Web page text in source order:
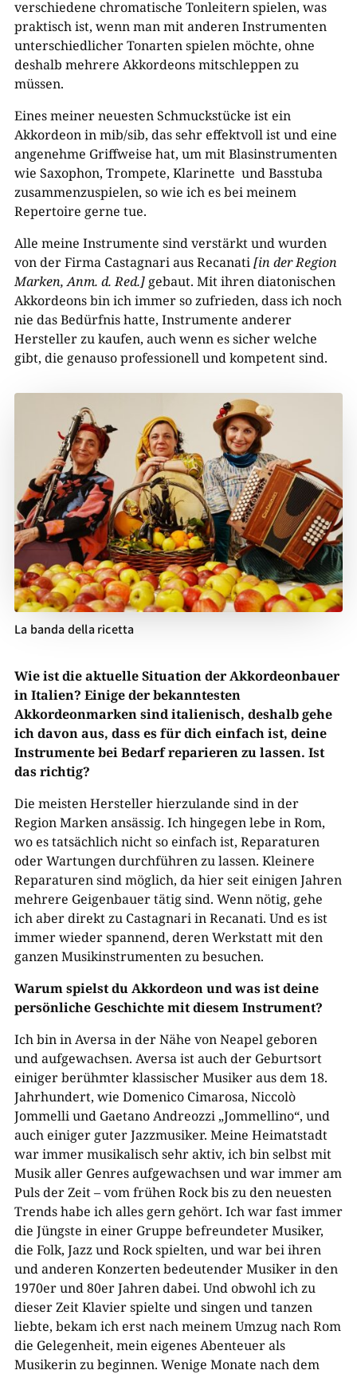
verschiedene chromatische Tonleitern spielen, was
praktisch ist, wenn man mit anderen Instrumenten
unterschiedlicher Tonarten spielen möchte, ohne
deshalb mehrere Akkordeons mitschleppen zu
müssen.
Eines meiner neuesten Schmuckstücke ist ein
Akkordeon in mib/sib, das sehr effektvoll ist und eine
angenehme Griffweise hat, um mit Blasinstrumenten
wie Saxophon, Trompete, Klarinette und Basstuba
zusammenzuspielen, so wie ich es bei meinem
Repertoire gerne tue.
Alle meine Instrumente sind verstärkt und wurden
von der Firma Castagnari aus Recanati[in der Region
Marken, Anm. d. Red.]gebaut. Mit ihren diatonischen
Akkordeons bin ich immer so zufrieden, dass ich noch
nie das Bedürfnis hatte, Instrumente anderer
Hersteller zu kaufen, auch wenn es sicher welche
gibt, die genauso professionell und kompetent sind.
La banda della ricetta
Wie ist die aktuelle Situation der Akkordeonbauer
in Italien? Einige der bekanntesten
Akkordeonmarken sind italienisch, deshalb gehe
ich davon aus, dass es für dich einfach ist, deine
Instrumente bei Bedarf reparieren zu lassen. Ist
das richtig?
Die meisten Hersteller hierzulande sind in der
Region Marken ansässig. Ich hingegen lebe in Rom,
wo es tatsächlich nicht so einfach ist, Reparaturen
oder Wartungen durchführen zu lassen. Kleinere
Reparaturen sind möglich, da hier seit einigen Jahren
mehrere Geigenbauer tätig sind. Wenn nötig, gehe
ich aber direkt zu Castagnari in Recanati. Und es ist
immer wieder spannend, deren Werkstatt mit den
ganzen Musikinstrumenten zu besuchen.
Warum spielst du Akkordeon und was ist deine
persönliche Geschichte mit diesem Instrument?
Ich bin in Aversa in der Nähe von Neapel geboren
und aufgewachsen. Aversa ist auch der Geburtsort
einiger berühmter klassischer Musiker aus dem 18.
Jahrhundert, wie Domenico Cimarosa, Niccolò
Jommelli und Gaetano Andreozzi „Jommellino“, und
auch einiger guter Jazzmusiker. Meine Heimatstadt
war immer musikalisch sehr aktiv, ich bin selbst mit
Musik aller Genres aufgewachsen und war immer am
Puls der Zeit – vom frühen Rock bis zu den neuesten
Trends habe ich alles gern gehört. Ich war fast immer
die Jüngste in einer Gruppe befreundeter Musiker,
die Folk, Jazz und Rock spielten, und war bei ihren
und anderen Konzerten bedeutender Musiker in den
1970er und 80er Jahren dabei. Und obwohl ich zu
dieser Zeit Klavier spielte und singen und tanzen
liebte, bekam ich erst nach meinem Umzug nach Rom
die Gelegenheit, mein eigenes Abenteuer als
Musikerin zu beginnen. Wenige Monate nach dem